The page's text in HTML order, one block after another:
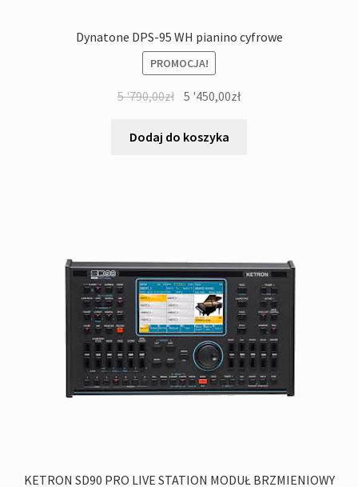
Dynatone DPS-95 WH pianino cyfrowe
PROMOCJA!
5 '790,00zł Pierwotna
wynosiła:
5 '450,00złAktualna
Dodaj do koszyka
KETRON SD90 PRO LIVE STATION MODUŁ BRZMIENIOWY